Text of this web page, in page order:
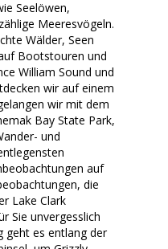
Seelöwen,
Meeresvögeln.
Wälder, Seen
Bootstouren und
William Sound und
wir auf einem
wir mit dem
Bay State Park,
und
auf
die
Lake Clark
Sie unvergesslich
geht es entlang der